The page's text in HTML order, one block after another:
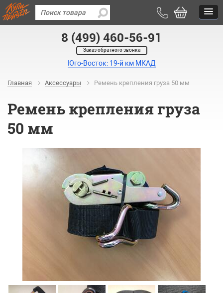
8 (499) 460-56-91
Заказ обратного звонка
Юго-Восток: 19-й км МКАД
Главная Аксессуары Ремень крепления груза 50 мм
Ремень крепления груза
50 мм